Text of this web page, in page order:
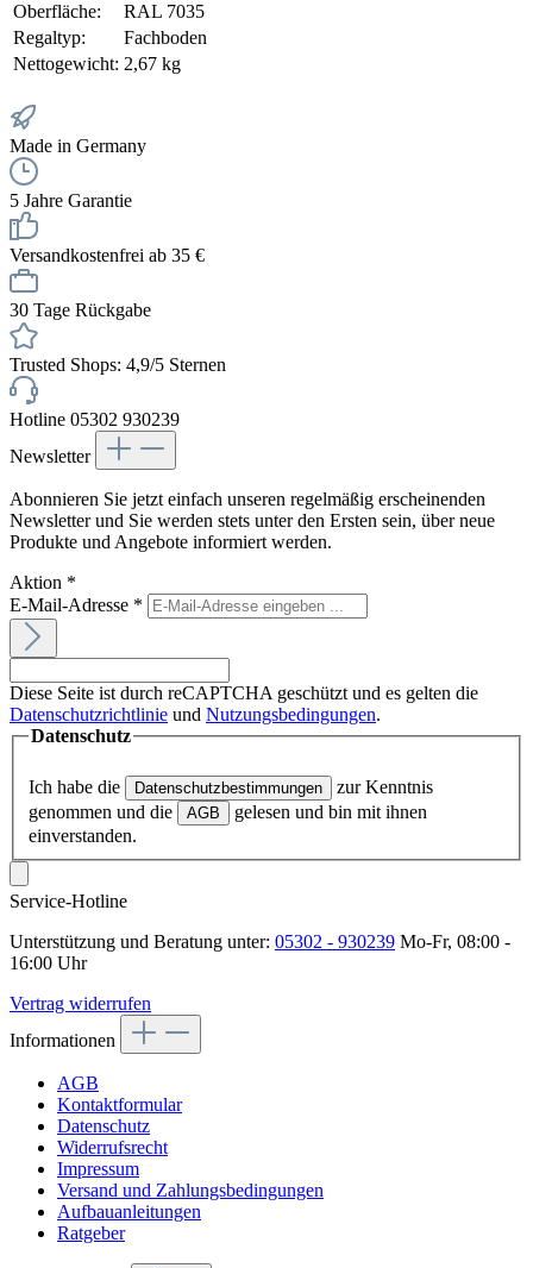
Oberfläche:
RAL 7035
Regaltyp:
Fachboden
Nettogewicht: 2,67 kg
Made in Germany
5 Jahre Garantie
Versandkostenfrei ab 35 €
30 Tage Rückgabe
Trusted Shops: 4,9/5 Sternen
Hotline 05302 930239
Newsletter
Abonnieren Sie jetzt einfach unseren regelmäßig erscheinenden
Newsletter und Sie werden stets unter den Ersten sein, über neue
Produkte und Angebote informiert werden.
Aktion *
E-Mail-Adresse *
Diese Seite ist durch reCAPTCHA geschützt und es gelten die
Datenschutzrichtlinie und Nutzungsbedingungen.
Datenschutz
Ich habe die Datenschutzbestimmungen
zur Kenntnis
genommen und die
AGB
gelesen und bin mit ihnen
einverstanden.
Service-Hotline
Unterstützung und Beratung unter: 05302 - 930239 Mo-Fr, 08:00 -
16:00 Uhr
Vertrag widerrufen
Informationen
AGB
Kontaktformular
Datenschutz
Widerrufsrecht
Impressum
Versand und Zahlungsbedingungen
Aufbauanleitungen
Ratgeber